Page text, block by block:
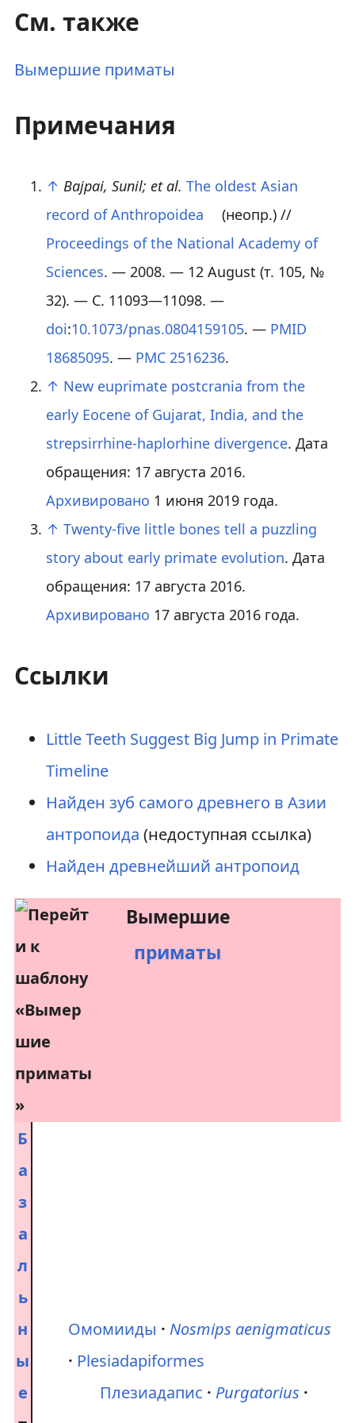
См. также
Вымершие приматы
Примечания
↑ Bajpai, Sunil; et al. The oldest Asian
record of Anthropoidea
(неопр.)//
Proceedings of the National Academy of
Sciences. — 2008. — 12 August (т. 105, №
32). — С. 11093—11098. —
doi:10.1073/pnas.0804159105. — PMID
18685095. — PMC 2516236.
↑ New euprimate postcrania from the
early Eocene of Gujarat, India, and the
strepsirrhine-haplorhine divergence. Дата
обращения: 17 августа 2016.
Архивировано 1 июня 2019 года.
↑ Twenty-five little bones tell a puzzling
story about early primate evolution. Дата
обращения: 17 августа 2016.
Архивировано 17 августа 2016 года.
Ссылки
Little Teeth Suggest Big Jump in Primate
Timeline
Найден зуб самого древнего в Азии
антропоида (недоступная ссылка)
Найден древнейший антропоид
Вымершие
приматы
Б
а
з
а
л
ь
н
ы
е
Омомииды
Nosmips aenigmaticus
Plesiadapiformes
Плезиадапис
Purgatorius